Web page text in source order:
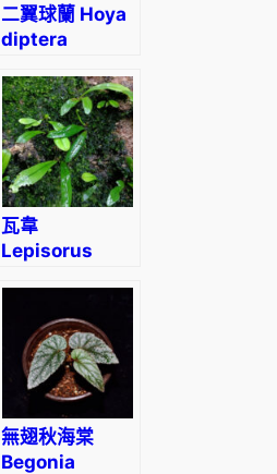
二翼球蘭 Hoya
diptera
瓦韋
Lepisorus
無翅秋海棠
Begonia